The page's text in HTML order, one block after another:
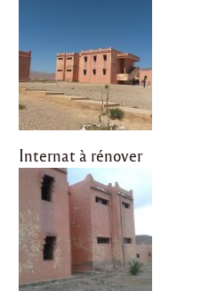
Internat à rénover